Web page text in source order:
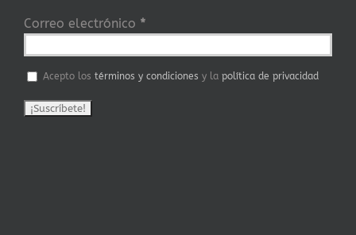
Correo electrónico *
Acepto los términos y condiciones y la política de privacidad